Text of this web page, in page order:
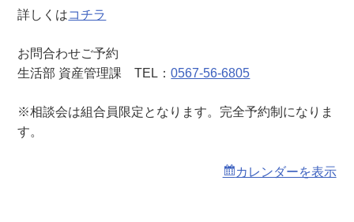
詳しくはコチラ
お問合わせご予約
生活部 資産管理課 TEL：0567-56-6805
※相談会は組合員限定となります。完全予約制になりま
す。
カレンダーを表示